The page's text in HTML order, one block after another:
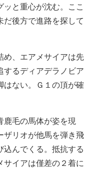
と重心が沈む。ここ
だ後方で進路を探して
め、エアメサイアは先
するディアデラノビア
はない。Ｇ１の頂が確
鹿毛の馬体が姿を現
ザリオが他馬を弾き飛
込んでくる。抵抗する
サイアは僅差の２着に